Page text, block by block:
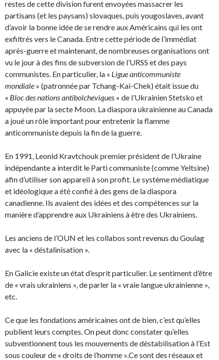
restes de cette division furent envoyées massacrer les
partisans (et les paysans) slovaques, puis yougoslaves, avant
d’avoir la bonne idée de se ren­dre aux Américains qui les ont
exfiltrés vers le Canada. Entre cette période de l’immédiat
après-guerre et maintenant, de nombreuses organisations ont
vu le jour à des fins de subversion de l’URSS et des pays
communistes. En particulier, la « Ligue anticommuniste
mondiale » (patronnée par Tchang-Kai-Chek) était issue du
« Bloc des nations antibolcheviques » de l’Ukrainien Stetsko et
appuyée par la secte Moon. La diaspora ukrainienne au Canada
a joué un rôle important pour entretenir la flamme
anticommuniste depuis la fin de la guerre.
En 1991, Leonid Kravtchouk premier président de l’Ukraine
indépendante a interdit le Parti com­muniste (comme Yeltsine)
afin d’utiliser son appareil à son profit. Le système médiatique
et idéo­logique a été confié à des gens de la diaspora
canadienne. Ils avaient des idées et des compéten­ces sur la
manière d’apprendre aux Ukrainiens à être des Ukrainiens.
Les anciens de l’OUN et les collabos sont revenus du Goulag
avec la « déstalinisation ».
En Galicie existe un état d’esprit particulier. Le sentiment d’être
de « vrais ukrainiens », de parler la « vraie langue ukrainienne »,
etc.
Ce que les fondations américaines ont de bien, c’est qu’elles
publient leurs comptes. On peut donc constater qu’elles
subventionnent tous les mouvements de déstabilisation à l’Est
sous couleur de « droits de l’homme ».Ce sont des réseaux et